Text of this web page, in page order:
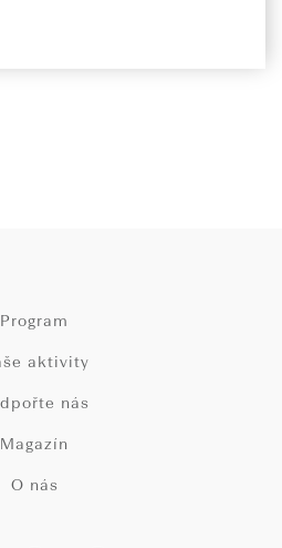
Program
aktivity
nás
Magazín
O nás